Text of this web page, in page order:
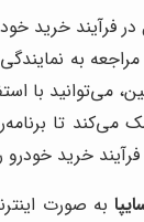
فرآیند خرید
مراجعه به
می‌توانید با
می‌کند تا
خرید
به صورت